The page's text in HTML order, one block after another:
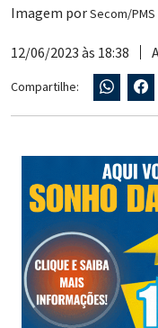
Imagem porSecom/PMS
12/06/2023 às 18:38
Compartilhe: